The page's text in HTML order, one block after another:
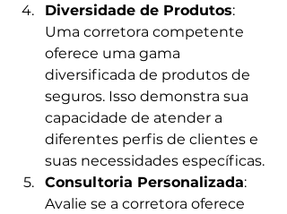
Diversidade de Produtos:
Uma corretora competente
oferece uma gama
diversificada de produtos de
seguros. Isso demonstra sua
capacidade de atender a
diferentes perfis de clientes e
suas necessidades específicas.
Consultoria Personalizada:
Avalie se a corretora oferece